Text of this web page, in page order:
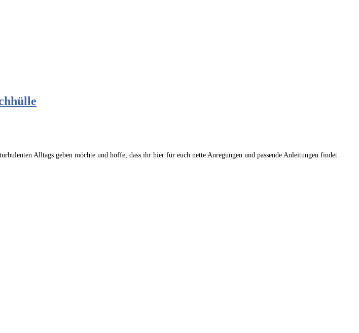
Alltags geben möchte und hoffe, dass ihr hier für euch nette Anregungen und passende Anleitungen findet.